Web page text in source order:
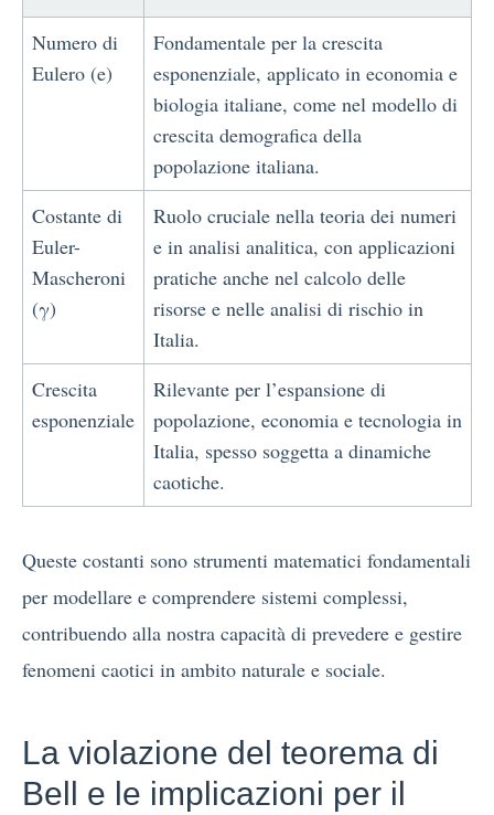
Numero di
Eulero (e)
Fondamentale per la crescita
esponenziale, applicato in economia e
biologia italiane, come nel modello di
crescita demografica della
popolazione italiana.
Costante di
Euler-
Mascheroni
(γ)
Ruolo cruciale nella teoria dei numeri
e in analisi analitica, con applicazioni
pratiche anche nel calcolo delle
risorse e nelle analisi di rischio in
Italia.
Crescita
esponenziale
Rilevante per l’espansione di
popolazione, economia e tecnologia in
Italia, spesso soggetta a dinamiche
caotiche.
Queste costanti sono strumenti matematici fondamentali
per modellare e comprendere sistemi complessi,
contribuendo alla nostra capacità di prevedere e gestire
fenomeni caotici in ambito naturale e sociale.
La violazione del teorema di
Bell e le implicazioni per il